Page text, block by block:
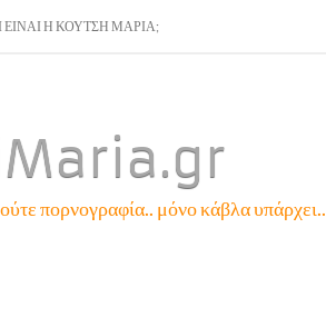
ΕΙΝΑΙ Η ΚΟΥΤΣΗ ΜΑΡΙΑ;
πορνογραφία.. μόνο κάβλα υπάρχει..